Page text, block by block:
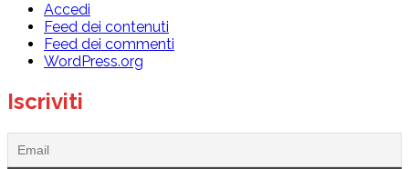
Accedi
Feed dei contenuti
Feed dei commenti
WordPress.org
Iscriviti